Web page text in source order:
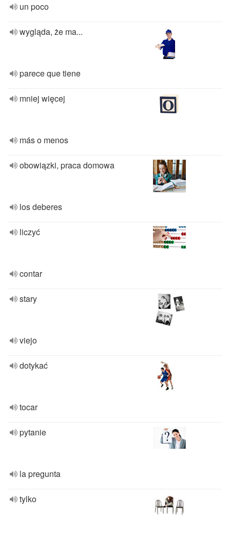
un poco
wygląda, że ma...
parece que tiene
mniej więcej
más o menos
obowiązki, praca domowa
los deberes
liczyć
contar
stary
viejo
dotykać
tocar
pytanie
la pregunta
tylko